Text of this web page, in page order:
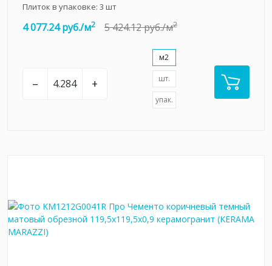
Плиток в упаковке: 3 шт
4 077.24 руб./м2 5 424.12 руб./м2
– +
м2
шт.
упак.